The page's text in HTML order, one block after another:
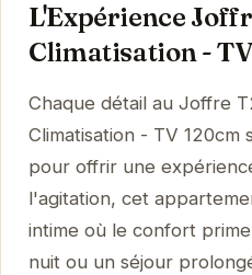
L'Expérience
Climatisation -
Chaque détail au Joffre
Climatisation - TV 120cm
pour offrir une
l'agitation, cet
intime où le confort
nuit ou un séjour